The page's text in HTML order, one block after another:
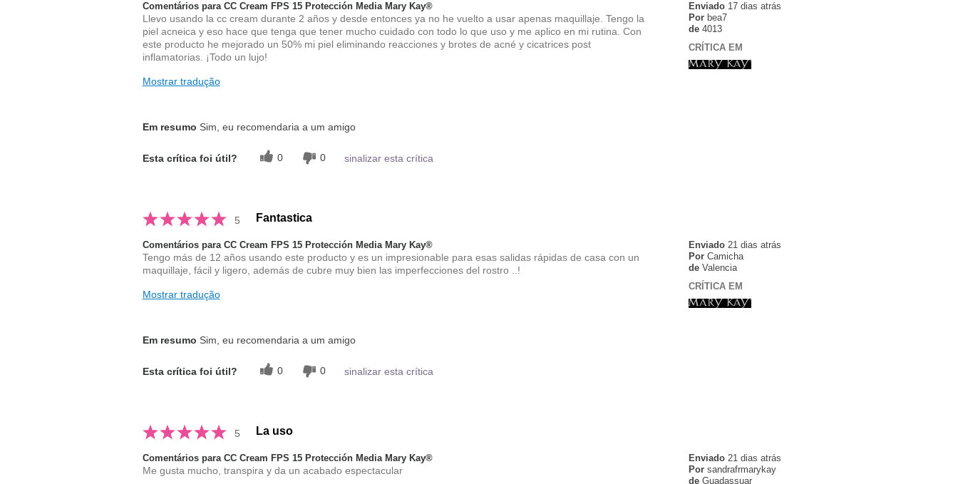
Enviado 17 dias atrás
Por bea7
de 4013
CRÍTICA EM
Comentários para CC Cream FPS 15 Protección Media Mary Kay®
Llevo usando la cc cream durante 2 años y desde entonces ya no he vuelto a usar apenas maquillaje. Tengo la
piel acneica y eso hace que tenga que tener mucho cuidado con todo lo que uso y me aplico en mi rutina. Con
este producto he mejorado un 50% mi piel eliminando reacciones y brotes de acné y cicatrices post
inflamatorias. ¡Todo un lujo!
Mostrar tradução
Em resumo Sim, eu recomendaria a um amigo
Esta crítica foi útil? 0 0 sinalizar esta crítica
5 Fantastica
Enviado21 dias atrás
Por Camicha
de Valencia
CRÍTICA EM
Comentários para CC Cream FPS 15 Protección Media Mary Kay®
Tengo más de 12 años usando este producto y es un impresionable para esas salidas rápidas de casa con un
maquillaje, fácil y ligero, además de cubre muy bien las imperfecciones del rostro ..!
Mostrar tradução
Em resumo Sim, eu recomendaria a um amigo
Esta crítica foi útil? 0 0 sinalizar esta crítica
5 La uso
Enviado21 dias atrás
Por sandrafrmarykay
de Guadassuar
Comentários para CC Cream FPS 15 Protección Media Mary Kay®
Me gusta mucho, transpira y da un acabado espectacular